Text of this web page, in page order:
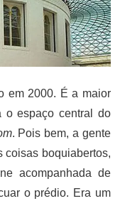
em 2000. É a maior
o espaço central do
. Pois bem, a gente
coisas boquiabertos,
acompanhada de
o prédio. Era um